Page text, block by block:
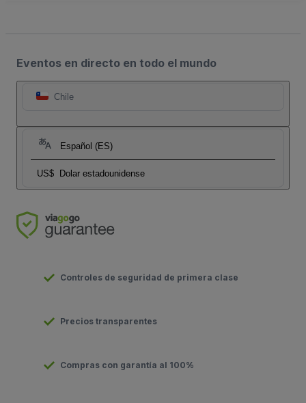
Eventos en directo en todo el mundo
Chile
Español (ES)
US$ Dolar estadounidense
Controles de seguridad de primera clase
Precios transparentes
Compras con garantía al 100%